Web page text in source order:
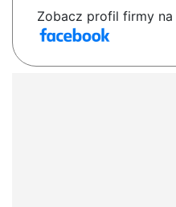
Zobacz profil firmy na